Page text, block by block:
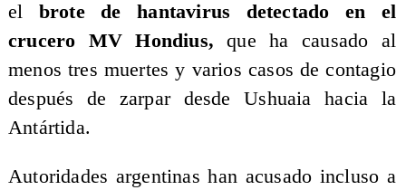
el brote de hantavirus detectado en el
crucero MV Hondius, que ha causado al
menos tres muertes y varios casos de contagio
después de zarpar desde Ushuaia hacia la
Antártida.
Autoridades argentinas han acusado incluso a